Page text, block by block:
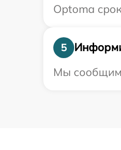
Optoma
5
Мы сообщим